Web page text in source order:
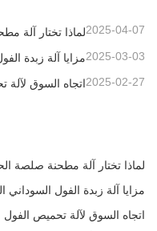
2025-04-07
مزايا آلة زبدة2025-03-03
اتجاه السوق لآلة2025-02-27
لماذا تختار آلة مطحنة صلصة
مزايا آلة زبدة الفول السوداني
اتجاه السوق لآلة تحميص الفول